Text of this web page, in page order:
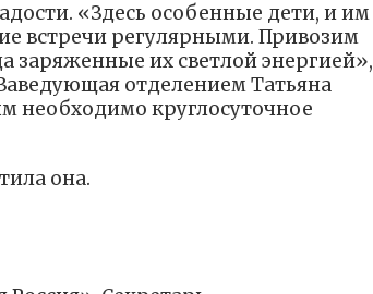
«Здесь особенные дети, и им
встречи регулярными. Привозим
заряженные их светлой энергией»,
отделением Татьяна
необходимо круглосуточное
она.